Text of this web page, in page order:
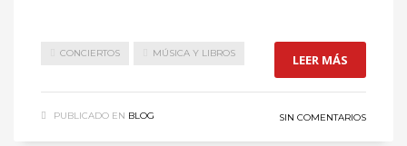
CONCIERTOS MÚSICA Y LIBROS LEER MÁS
PUBLICADO EN BLOG SIN COMENTARIOS